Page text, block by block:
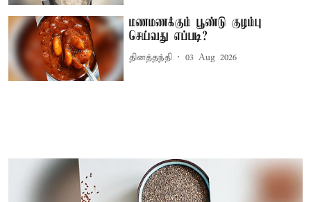
மணமணக்கும் பூண்டு குழம்பு
செய்வது எப்படி?
தினத்தந்தி 03 Aug 2026